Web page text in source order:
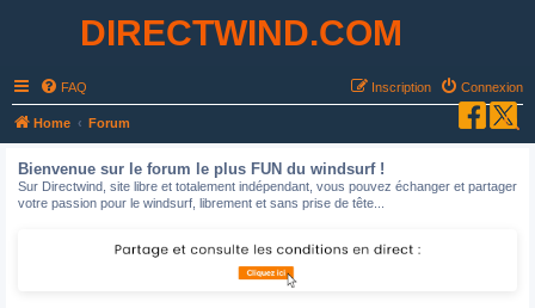
DIRECTWIND.COM
FAQ Connexion
Inscription
Home Forum
Bienvenue sur le forum le plus FUN du windsurf !
Sur Directwind, site libre et totalement indépendant, vous pouvez échanger et partager
votre passion pour le windsurf, librement et sans prise de tête...